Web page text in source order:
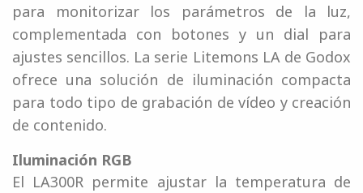
para monitorizar los parámetros de la luz,
complementada con botones y un dial para
ajustes sencillos. La serie Litemons LA de Godox
ofrece una solución de iluminación compacta
para todo tipo de grabación de vídeo y creación
de contenido.
Iluminación RGB
El LA300R permite ajustar la temperatura de